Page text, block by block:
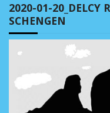
2020-01-20_DELCY
SCHENGEN